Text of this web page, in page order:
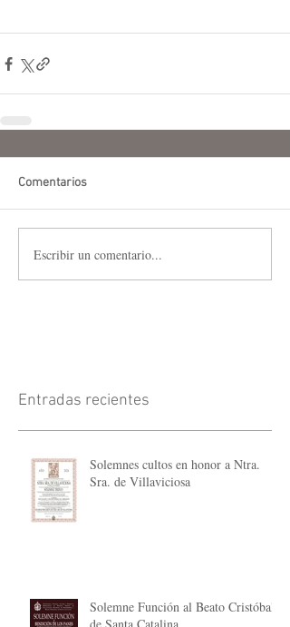
Comentarios
Escribir un comentario...
Entradas recientes
Solemnes cultos en honor a Ntra.
Sra. de Villaviciosa
Solemne Función al Beato Cristóbal